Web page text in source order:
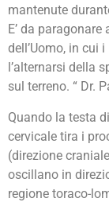
mantenute
E’ da
dell’Uomo, in cui
l’alternarsi della
sul terreno. “ Dr.
Quando la testa
cervicale tira i
(direzione
oscillano in
regione toraco-